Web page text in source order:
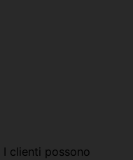
I clienti possono